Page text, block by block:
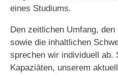
Projekte
Chronik
eines Studiums.
Den zeitlichen Umfang,
sowie die inhaltlichen
sprechen wir individuell ab.
Kapaziäten, unserem